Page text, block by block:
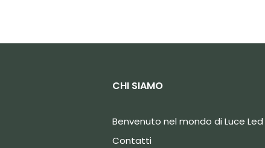
CHI SIAMO
Benvenuto nel mondo di Luce Led
Contatti